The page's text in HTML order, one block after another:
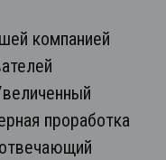
компанией
проработка